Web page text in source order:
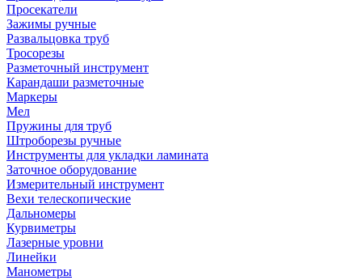
Просекатели
Зажимы ручные
Развальцовка труб
Тросорезы
Разметочный инструмент
Карандаши разметочные
Маркеры
Мел
Пружины для труб
Штроборезы ручные
Инструменты для укладки ламината
Заточное оборудование
Измерительный инструмент
Вехи телескопические
Дальномеры
Курвиметры
Лазерные уровни
Линейки
Манометры